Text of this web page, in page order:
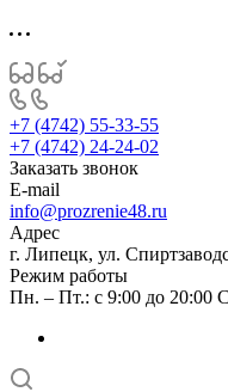
+7 (4742) 55-33-55
+7 (4742) 24-24-02
Заказать звонок
E-mail
info@prozrenie48.ru
Адрес
г. Липецк, ул.
Режим работы
Пн. – Пт.: с 9:00 до 20:00